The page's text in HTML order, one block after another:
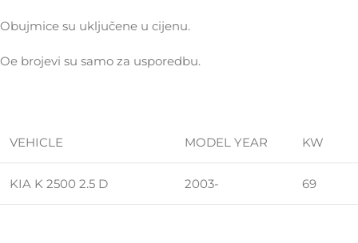
Obujmice su uključene u cijenu.
Oe brojevi su samo za usporedbu.
VEHICLE MODEL YEAR KW
KIA K 2500 2.5 D 2003- 69